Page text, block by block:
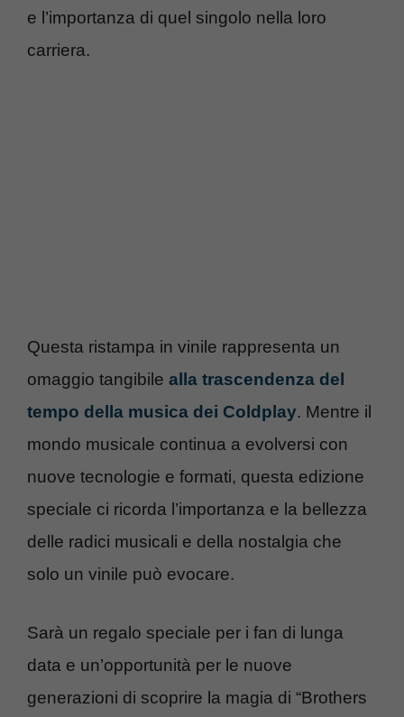
e l’importanza di quel singolo nella loro
carriera.
Questa ristampa in vinile rappresenta un
omaggio tangibile alla trascendenza del
tempo della musica dei Coldplay. Mentre il
mondo musicale continua a evolversi con
nuove tecnologie e formati, questa edizione
speciale ci ricorda l’importanza e la bellezza
delle radici musicali e della nostalgia che
solo un vinile può evocare.
Sarà un regalo speciale per i fan di lunga
data e un’opportunità per le nuove
generazioni di scoprire la magia di “Brothers